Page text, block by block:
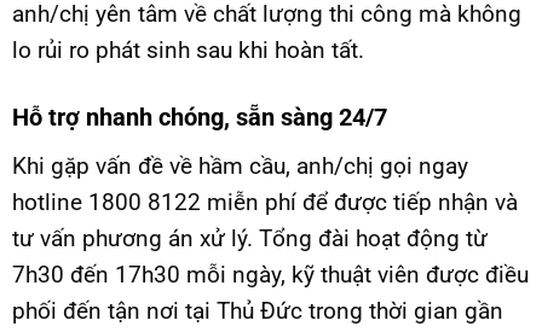
anh/chị yên tâm về chất lượng thi công mà không
lo rủi ro phát sinh sau khi hoàn tất.
Hỗ trợ nhanh chóng, sẵn sàng 24/7
Khi gặp vấn đề về hầm cầu, anh/chị gọi ngay
hotline 1800 8122 miễn phí để được tiếp nhận và
tư vấn phương án xử lý. Tổng đài hoạt động từ
7h30 đến 17h30 mỗi ngày, kỹ thuật viên được điều
phối đến tận nơi tại Thủ Đức trong thời gian gần